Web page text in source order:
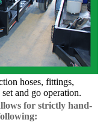
hoses, fittings,
and go operation.
for strictly hand-